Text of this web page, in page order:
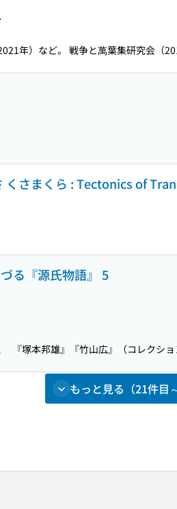
年）など。 戦争と萬葉集研究会（
くさまくら : Tectonics of
る『源氏物語』 5
『塚本邦雄』『竹山広』（コレクシ
もっと見る（21件目～